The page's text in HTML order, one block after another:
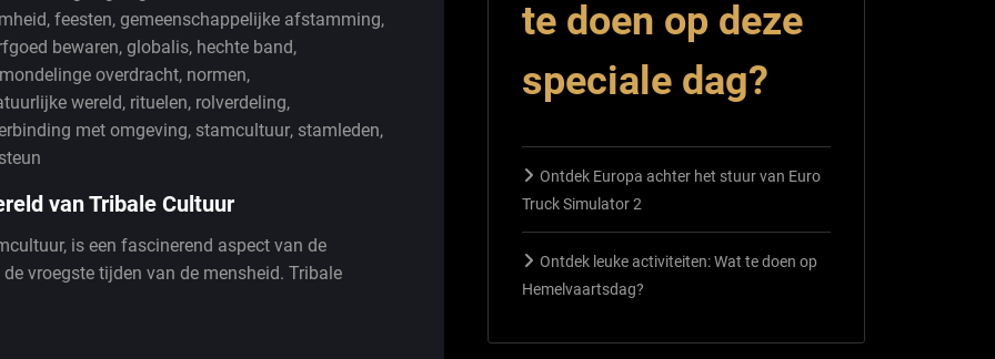
, feesten, gemeenschappelijke afstamming,
bewaren, globalis, hechte band,
mondelinge overdracht, normen,
wereld, rituelen, rolverdeling,
met omgeving, stamcultuur, stamleden,
van Tribale Cultuur
is een fascinerend aspect van de
vroegste tijden van de mensheid. Tribale
te doen op deze
speciale dag?
Ontdek Europa achter het stuur van Euro
Truck Simulator 2
Ontdek leuke activiteiten: Wat te doen op
Hemelvaartsdag?